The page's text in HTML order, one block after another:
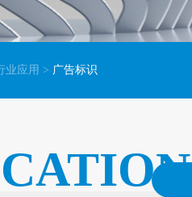
业应用 > 广告标识